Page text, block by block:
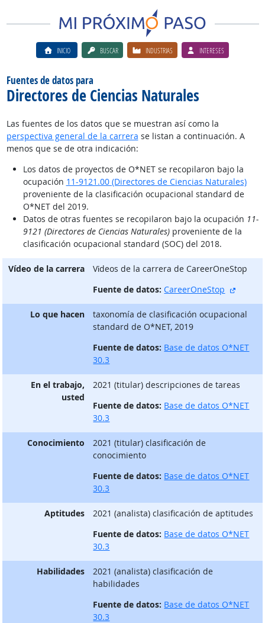
INICIO BUSCAR INDUSTRIAS INTERESES
Fuentes de datos para
Directores de Ciencias Naturales
Las fuentes de los datos que se muestran así como la
perspectiva general de la carrera se listan a continuación. A
menos que se de otra indicación:
Los datos de proyectos de O*NET se recopilaron bajo la
ocupación 11-9121.00 (Directores de Ciencias Naturales)
proveniente de la clasificación ocupacional standard de
O*NET del 2019.
Datos de otras fuentes se recopilaron bajo la ocupación 11-
9121 (Directores de Ciencias Naturales)proveniente de la
clasificación ocupacional standard (SOC) del 2018.
Vídeo de la carrera
Vίdeos de la carrera de CareerOneStop
Fuente de datos: CareerOneStop
Lo que hacen
taxonomía de clasificación ocupacional
standard de O*NET, 2019
Fuente de datos: Base de datos O*NET
30.3
En el trabajo,
usted
2021 (titular) descripciones de tareas
Fuente de datos: Base de datos O*NET
30.3
Conocimiento
2021 (titular) clasificación de
conocimiento
Fuente de datos: Base de datos O*NET
30.3
Aptitudes
2021 (analista) clasificación de aptitudes
Fuente de datos: Base de datos O*NET
30.3
Habilidades
2021 (analista) clasificación de
habilidades
Fuente de datos: Base de datos O*NET
30.3